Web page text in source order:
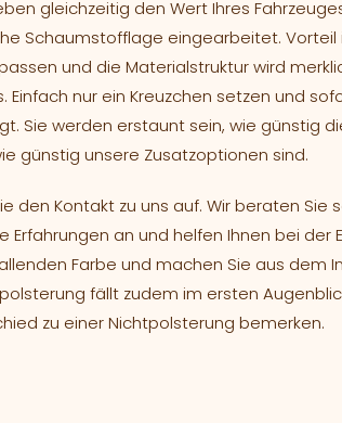
gleichzeitig den Wert Ihres
Schaumstofflage eingearbeitet. Vorteil
und die Materialstruktur wird
nur ein Kreuzchen setzen und
Sie werden erstaunt sein, wie günstig
günstig unsere Zusatzoptionen sind.
den Kontakt zu uns auf. Wir beraten Sie
an und helfen Ihnen bei der
Farbe und machen Sie aus dem
fällt zudem im ersten
zu einer Nichtpolsterung bemerken.